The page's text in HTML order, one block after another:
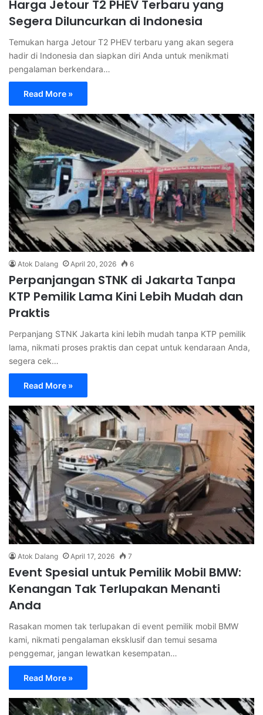
Harga Jetour T2 PHEV Terbaru yang
Segera Diluncurkan di Indonesia
Temukan harga Jetour T2 PHEV terbaru yang akan segera
hadir di Indonesia dan siapkan diri Anda untuk menikmati
pengalaman berkendara…
Read More »
Atok Dalang April 20, 2026 6
Perpanjangan STNK di Jakarta Tanpa
KTP Pemilik Lama Kini Lebih Mudah dan
Praktis
Perpanjang STNK Jakarta kini lebih mudah tanpa KTP pemilik
lama, nikmati proses praktis dan cepat untuk kendaraan Anda,
segera cek…
Read More »
Atok Dalang April 17, 2026 7
Event Spesial untuk Pemilik Mobil BMW:
Kenangan Tak Terlupakan Menanti
Anda
Rasakan momen tak terlupakan di event pemilik mobil BMW
kami, nikmati pengalaman eksklusif dan temui sesama
penggemar, jangan lewatkan kesempatan…
Read More »